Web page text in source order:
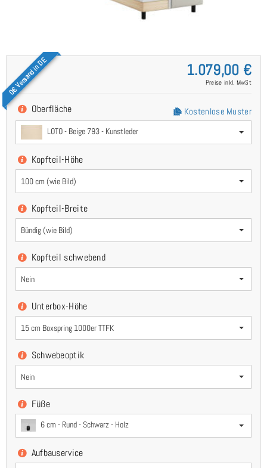
0€ Versand in DE 1.079,00 €
Preise inkl. MwSt
Oberfläche Kostenlose Muster
LOTO - Beige 793 - Kunstleder
Kopfteil-Höhe
100 cm (wie Bild)
Kopfteil-Breite
Bündig (wie Bild)
Kopfteil schwebend
Nein
Unterbox-Höhe
15 cm Boxspring 1000er TTFK
Schwebeoptik
Nein
Füße
6 cm - Rund - Schwarz - Holz
Aufbauservice